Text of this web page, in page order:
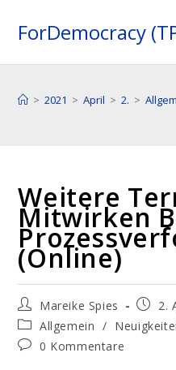
InhaltForDemocracy
> 2021 > April > 2. >
Weitere
Mitwirken
(Online)
Beitrags-
Autor:
Mareike Spies
2.
Beitrags-
Kategorie:
Allgemein /
Beitrags-
0 Kommentare